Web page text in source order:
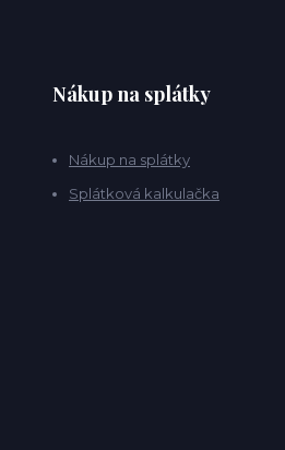
Nákup na splátky
Nákup na splátky
Splátková kalkulačka